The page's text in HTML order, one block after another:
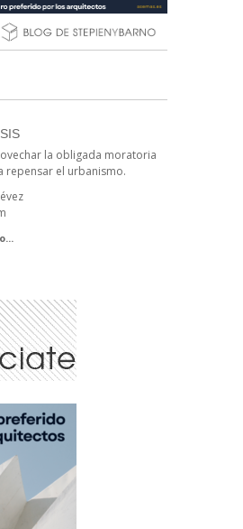
la obligada moratoria
repensar el urbanismo.